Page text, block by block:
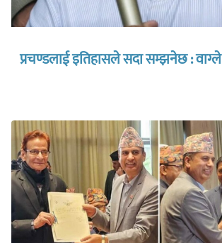
प्रचण्डलाई इतिहासले सदा सम्झनेछ : वाग्ले